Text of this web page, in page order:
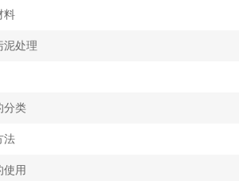
料
泥处理
分类
法
使用